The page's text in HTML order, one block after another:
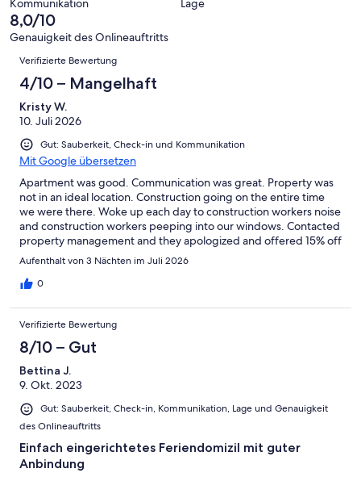
-
Gut
6
-
Okay
Bewertung
von
4
Schlecht
eine
Bewertung
Ungenügend
Kommunikation Lage
8,0/10
Genauigkeit des Onlineauftritts
Bewertungen
Verifizierte Bewertung
4/10 – Mangelhaft
Kristy W.
10. Juli 2026
Gut: Sauberkeit, Check-in und Kommunikation
Mit Google übersetzen
Apartment was good. Communication was great. Property was
not in an ideal location. Construction going on the entire time
we were there. Woke up each day to construction workers noise
and construction workers peeping into our windows. Contacted
property management and they apologized and offered 15% off
next stay but we are not coming back. Not happy with our stay.
Aufenthalt von 3 Nächten im Juli 2026
0
Verifizierte Bewertung
8/10 – Gut
Bettina J.
9. Okt. 2023
Gut: Sauberkeit, Check-in, Kommunikation, Lage und Genauigkeit
des Onlineauftritts
Einfach eingerichtetes Feriendomizil mit guter
Anbindung